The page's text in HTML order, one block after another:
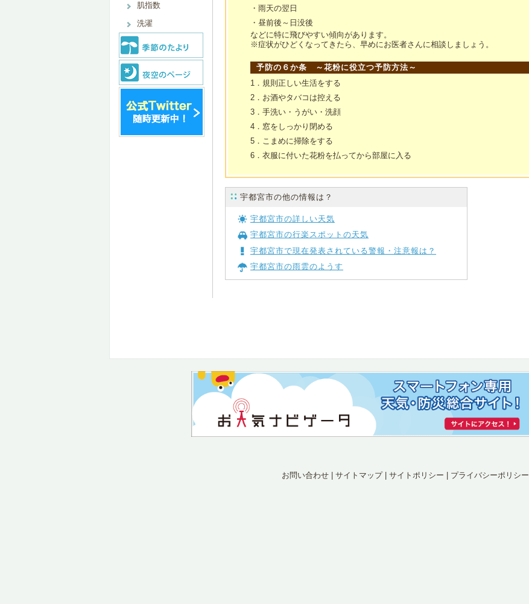
肌指数
洗濯
・雨天の翌日
・昼前後～日没後
などに特に飛びやすい傾向があります。
※症状がひどくなってきたら、早めにお医者さんに相談しましょう。
予防の６か条 ～花粉に役立つ予防方法～
1．規則正しい生活をする
2．お酒やタバコは控える
3．手洗い・うがい・洗顔
4．窓をしっかり閉める
5．こまめに掃除をする
6．衣服に付いた花粉を払ってから部屋に入る
宇都宮市の他の情報は？
宇都宮市の詳しい天気
宇都宮市の行楽スポットの天気
宇都宮市で現在発表されている警報・注意報は？
宇都宮市の雨雲のようす
お問い合わせ サイトマップ| サイトポリシー
プライバシーポリシー